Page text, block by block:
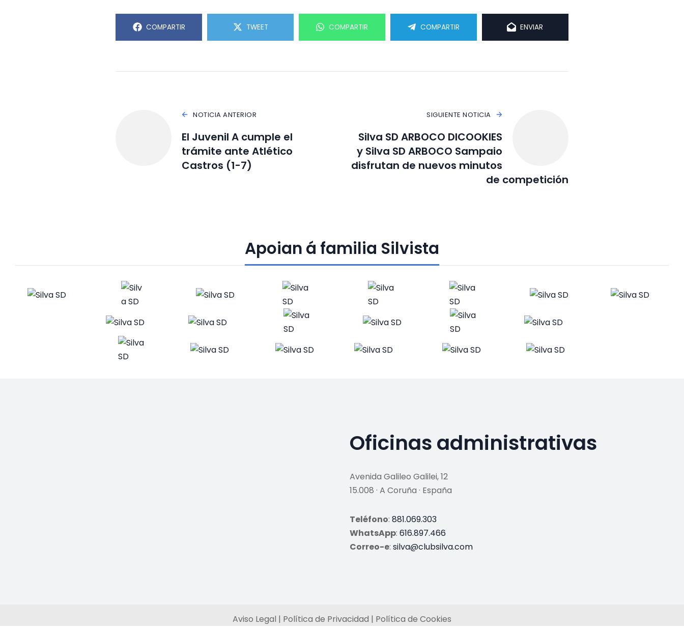
COMPARTIR TWEET COMPARTIR COMPARTIR ENVIAR
NOTICIA ANTERIOR
El Juvenil A cumple el
trámite ante Atlético
Castros (1-7)
SIGUIENTE NOTICIA
Silva SD ARBOCO DICOOKIES
y Silva SD ARBOCO Sampaio
disfrutan de nuevos minutos
de competición
Apoian á familia Silvista
Oficinas administrativas
Avenida Galileo Galilei, 12
15.008 · A Coruña · España
Teléfono: 881.069.303
WhatsApp: 616.897.466
Correo-e: silva@clubsilva.com
Aviso Legal | Política de Privacidad | Política de Cookies